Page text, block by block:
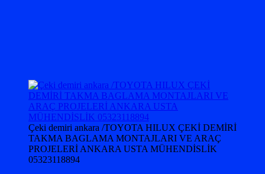
Çeki demiri ankara /TOYOTA HILUX ÇEKİ DEMİRİ
TAKMA BAGLAMA MONTAJLARI VE ARAÇ
PROJELERİ ANKARA USTA MÜHENDİSLİK
05323118894